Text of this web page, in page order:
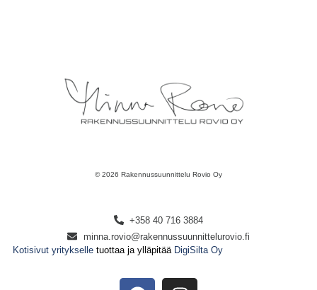
© 2026 Rakennussuunnittelu Rovio Oy
+358 40 716 3884
minna.rovio@rakennussuunnittelurovio.fi
Kotisivut yritykselletuottaa ja ylläpitää DigiSilta Oy